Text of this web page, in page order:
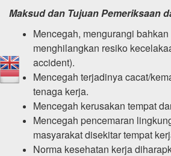
Maksud dan Tujuan Pemeriksaan
Mencegah, mengurangi bahkan
menghilangkan resiko
accident).
Mencegah terjadinya cacat/
tenaga kerja.
Mencegah kerusakan tempat
Mencegah pencemaran
masyarakat disekitar tempat
Norma kesehatan kerja